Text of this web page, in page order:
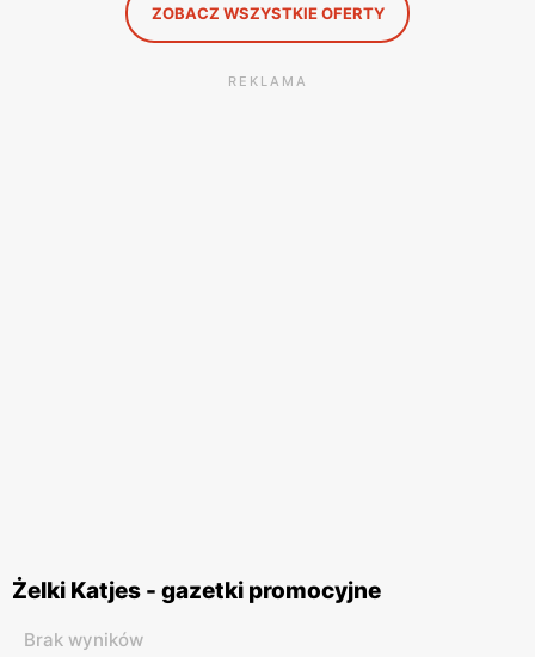
ZOBACZ WSZYSTKIE OFERTY
REKLAMA
Żelki Katjes - gazetki promocyjne
Brak wyników